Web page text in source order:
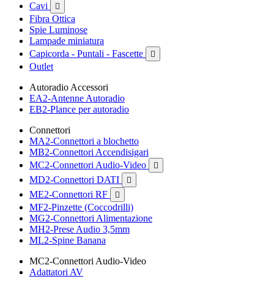
Cavi 
Fibra Ottica
Spie Luminose
Lampade miniatura
Capicorda - Puntali - Fascette

Outlet
Autoradio Accessori
EA2-Antenne Autoradio
EB2-Plance per autoradio
Connettori
MA2-Connettori a blochetto
MB2-Connettori Accendisigari
MC2-Connettori Audio-Video

MD2-Connettori DATI 
ME2-Connettori RF 
MF2-Pinzette (Coccodrilli)
MG2-Connettori Alimentazione
MH2-Prese Audio 3,5mm
ML2-Spine Banana
MC2-Connettori Audio-Video
Adattatori AV